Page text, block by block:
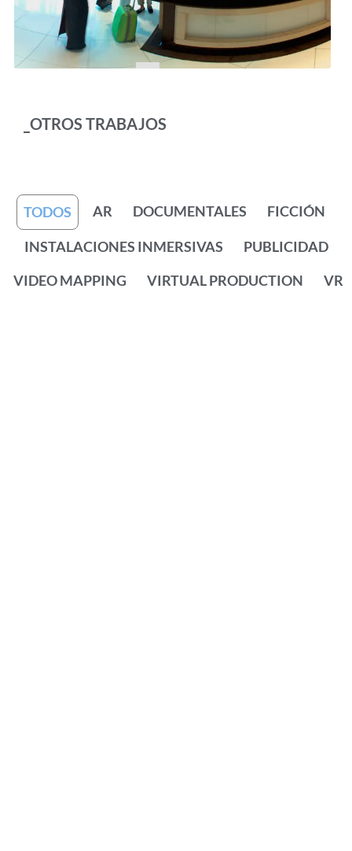
_OTROS TRABAJOS
TODOS AR DOCUMENTALES FICCIÓN
INSTALACIONES INMERSIVAS
PUBLICIDAD
VIDEO MAPPING
VIRTUAL PRODUCTION VR